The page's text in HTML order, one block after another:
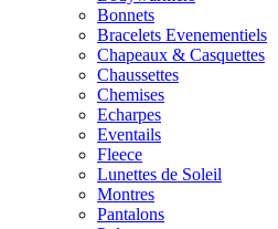
Bonnets
Bracelets Evenementiels
Chapeaux & Casquettes
Chaussettes
Chemises
Echarpes
Eventails
Fleece
Lunettes de Soleil
Montres
Pantalons